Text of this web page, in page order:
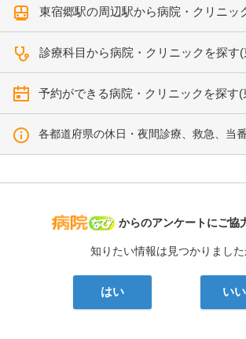
東宿郷駅の周辺駅から病院・クリニッ
診療科目から病院・クリニックを探す
予約ができる病院・クリニックを探す(
各都道府県の休日・夜間診療、救急、当
病院なび
からのアンケートにご協
知りたい情報は見つかりまし
はい い